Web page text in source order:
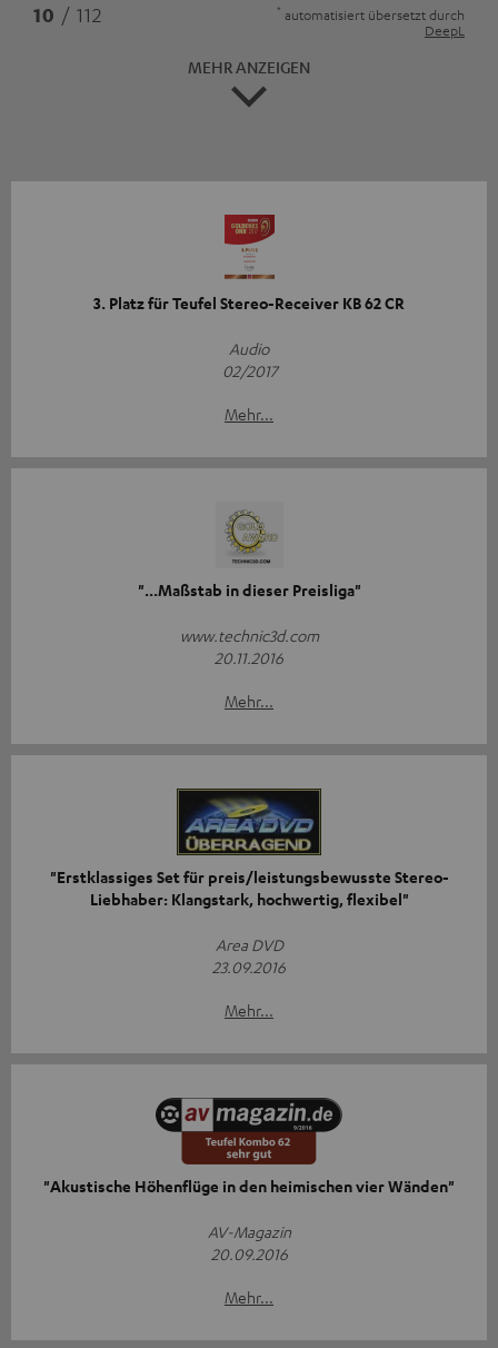
10 / 112 * automatisiert übersetzt durch
DeepL
MEHR ANZEIGEN
3. Platz für Teufel Stereo-Receiver KB 62 CR
Audio
02/2017
Mehr...
"...Maßstab in dieser Preisliga"
www.technic3d.com
20.11.2016
Mehr...
"Erstklassiges Set für preis/leistungsbewusste Stereo-
Liebhaber: Klangstark, hochwertig, flexibel"
Area DVD
23.09.2016
Mehr...
"Akustische Höhenflüge in den heimischen vier Wänden"
AV-Magazin
20.09.2016
Mehr...